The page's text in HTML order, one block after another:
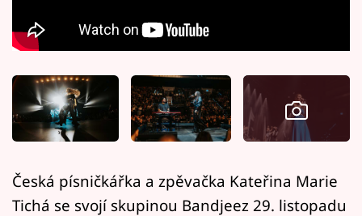
Filmový festival Karlovy Vary
Pořady
Mámy sobě
Přihlášení
Česká písničkářka a zpěvačka Kateřina Marie
Tichá se svojí skupinou Bandjeez 29. listopadu